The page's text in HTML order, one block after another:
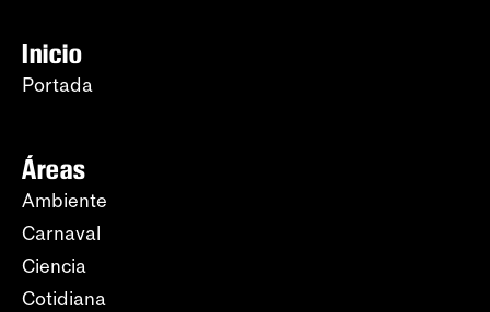
Inicio
Portada
Áreas
Ambiente
Carnaval
Ciencia
Cotidiana